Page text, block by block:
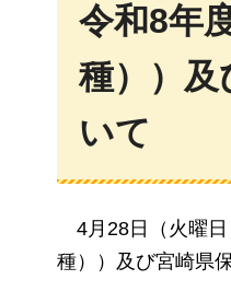
令和8年
種））及
いて
4月28日（火曜
種））及び宮崎県